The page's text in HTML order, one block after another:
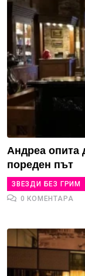
Андреа опита
пореден път
ЗВЕЗДИ БЕЗ ГРИМ
0 КОМЕНТАРА